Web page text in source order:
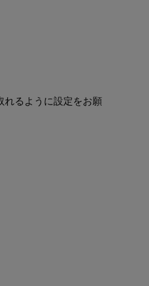
れるように設定をお願